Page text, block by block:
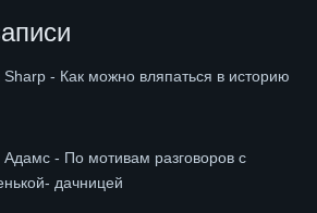
Sharp - Как можно вляпаться в историю
Адамс - По мотивам разговоров с
дачницей